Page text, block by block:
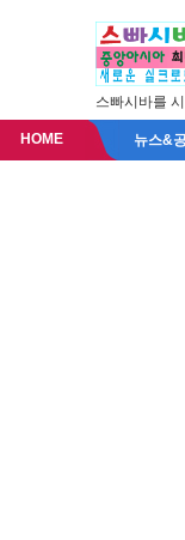
스빠시바를
HOME 뉴스&